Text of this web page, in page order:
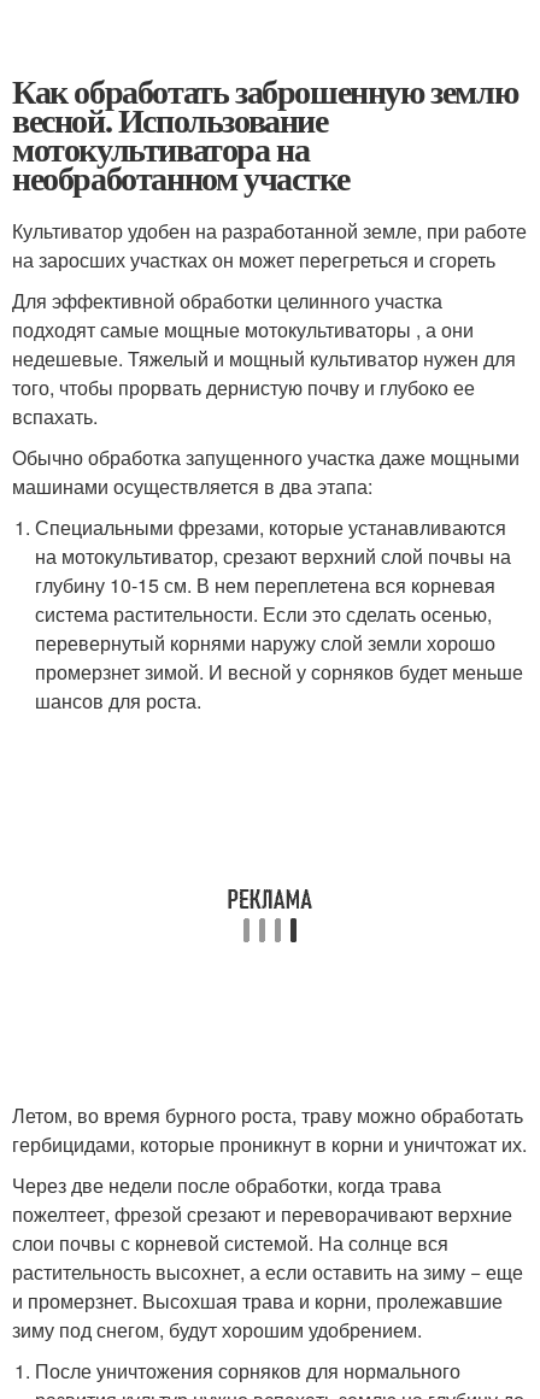
Как обработать заброшенную землю
весной. Использование
мотокультиватора на
необработанном участке
Культиватор удобен на разработанной земле, при работе
на заросших участках он может перегреться и сгореть
Для эффективной обработки целинного участка
подходят самые мощные мотокультиваторы , а они
недешевые. Тяжелый и мощный культиватор нужен для
того, чтобы прорвать дернистую почву и глубоко ее
вспахать.
Обычно обработка запущенного участка даже мощными
машинами осуществляется в два этапа:
Специальными фрезами, которые устанавливаются
на мотокультиватор, срезают верхний слой почвы на
глубину 10-15 см. В нем переплетена вся корневая
система растительности. Если это сделать осенью,
перевернутый корнями наружу слой земли хорошо
промерзнет зимой. И весной у сорняков будет меньше
шансов для роста.
Летом, во время бурного роста, траву можно обработать
гербицидами, которые проникнут в корни и уничтожат их.
Через две недели после обработки, когда трава
пожелтеет, фрезой срезают и переворачивают верхние
слои почвы с корневой системой. На солнце вся
растительность высохнет, а если оставить на зиму − еще
и промерзнет. Высохшая трава и корни, пролежавшие
зиму под снегом, будут хорошим удобрением.
После уничтожения сорняков для нормального